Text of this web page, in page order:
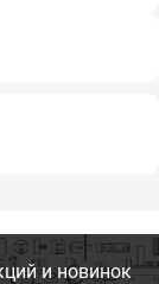
и новинок